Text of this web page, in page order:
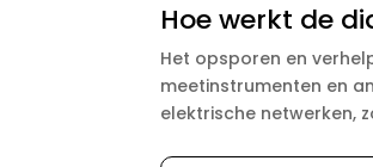
Hoe werkt de
Het opsporen en
meetinstrumenten en
elektrische netwerken,